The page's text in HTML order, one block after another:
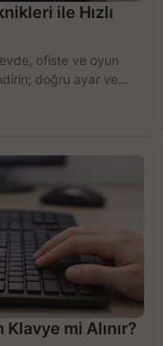
ile Hızlı
ofiste ve oyun
doğru ayar ve
mi Alınır?